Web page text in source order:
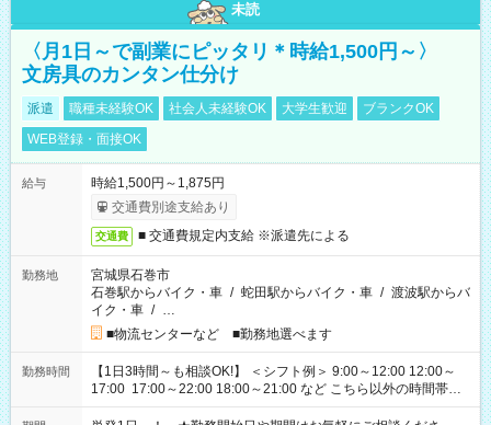
未読
〈月1日～で副業にピッタリ＊時給1,500円～〉
文房具のカンタン仕分け
派遣 職種未経験OK 社会人未経験OK 大学生歓迎
ブランクOK
WEB登録・面接OK
給与
時給1,500円～1,875円
交通費別途支給あり
交通費 ■ 交通費規定内支給 ※派遣先による
勤務地
宮城県石巻市
石巻駅からバイク・車 / 蛇田駅からバイク・車 / 渡波駅からバ
イク・車 / …
■物流センターなど ■勤務地選べます
勤務時間
【1日3時間～も相談OK!】 ＜シフト例＞ 9:00～12:00 12:00～
17:00 17:00～22:00 18:00～21:00 など こちら以外の時間帯も
お気軽にご相談ください！